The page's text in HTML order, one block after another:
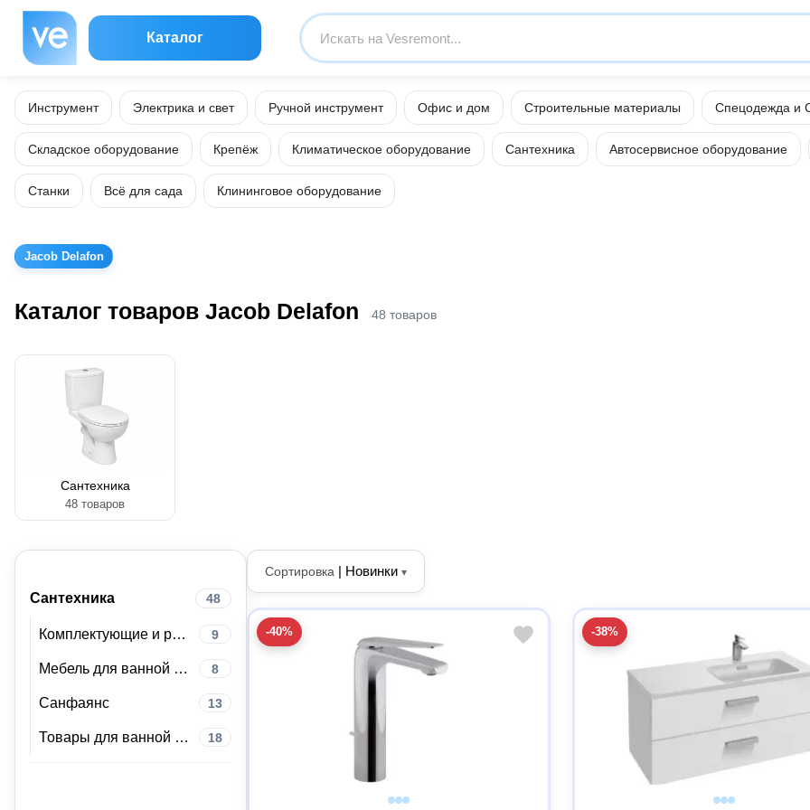
Каталог
Инструмент Электрика и свет Ручной инструмент Офис и дом Строительные материалы Спецодежда и
Складское оборудование Крепёж Климатическое оборудование Сантехника Автосервисное оборудование
Станки Всё для сада Клининговое оборудование
Jacob Delafon
Каталог товаров Jacob Delafon 48 товаров
Сантехника
48 товаров
Сантехника 48
Комплектующие и расходные материалы для сантехники 9
Мебель для ванной комнаты 8
Санфаянс 13
Товары для ванной комнаты и туалета 18
Сортировка | Новинки ▾
-40% -38%